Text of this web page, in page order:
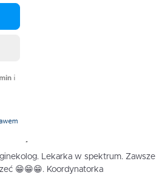
Lekarka w spektrum. Zawsze
😁😁😁. Koordynatorka